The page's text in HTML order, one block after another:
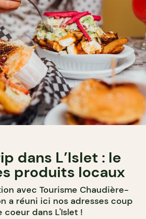
dans L’Islet : le
produits locaux
avec Tourisme Chaudière-
a réuni ici nos adresses coup
coeur dans L'Islet !